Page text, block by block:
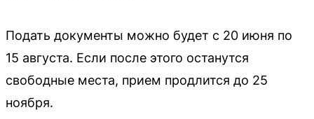
Подать документы можно будет с 20 июня по
15 августа. Если после этого останутся
свободные места, прием продлится до 25
ноября.